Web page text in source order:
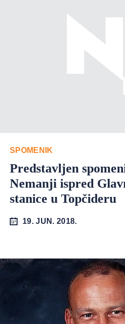
SPOMENIK
Predstavljen
Nemanji ispred
stanice u Topčideru
19. JUN. 2018.